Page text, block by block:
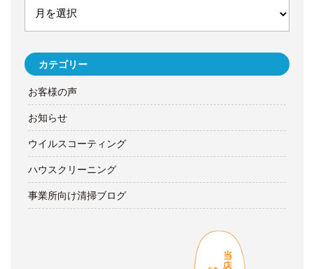
カテゴリー
お客様の声
お知らせ
ウイルスコーティング
ハウスクリーニング
事業所向け清掃ブログ